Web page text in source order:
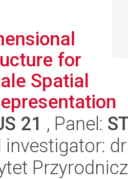
for
Spatial
21 , Panel: